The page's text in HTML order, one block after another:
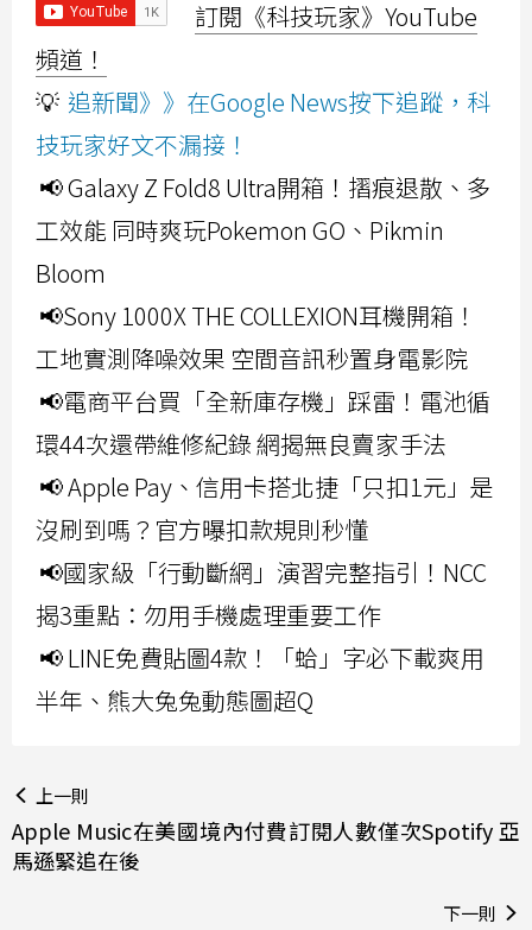
訂閱《科技玩家》YouTube
頻道！
💡 追新聞》》在Google News按下追蹤，科
技玩家好文不漏接！
📢 Galaxy Z Fold8 Ultra開箱！摺痕退散、多
工效能 同時爽玩Pokemon GO、Pikmin
Bloom
📢Sony 1000X THE COLLEXION耳機開箱！
工地實測降噪效果 空間音訊秒置身電影院
📢電商平台買「全新庫存機」踩雷！電池循
環44次還帶維修紀錄 網揭無良賣家手法
📢 Apple Pay、信用卡搭北捷「只扣1元」是
沒刷到嗎？官方曝扣款規則秒懂
📢國家級「行動斷網」演習完整指引！NCC
揭3重點：勿用手機處理重要工作
📢 LINE免費貼圖4款！「蛤」字必下載爽用
半年、熊大兔兔動態圖超Q
上一則
Apple Music在美國境內付費訂閱人數僅次Spotify 亞
馬遜緊追在後
下一則